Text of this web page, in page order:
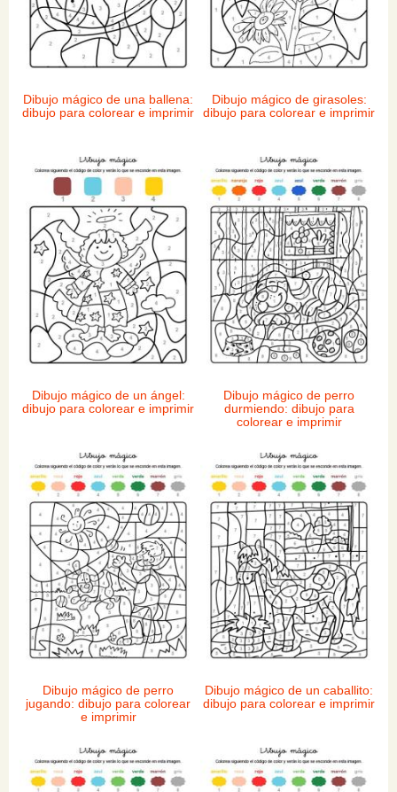
Dibujo mágico de una ballena:
dibujo para colorear e imprimir
Dibujo mágico de girasoles:
dibujo para colorear e imprimir
Dibujo mágico de un ángel:
dibujo para colorear e imprimir
Dibujo mágico de perro
durmiendo: dibujo para
colorear e imprimir
Dibujo mágico de perro
jugando: dibujo para colorear
e imprimir
Dibujo mágico de un caballito:
dibujo para colorear e imprimir